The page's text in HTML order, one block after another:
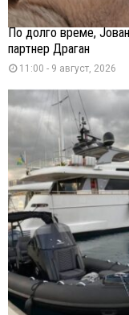
По долго време,
партнер Драган
11:00 - 9 август, 2026